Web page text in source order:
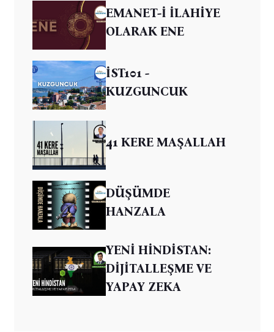
EMANET-İ İLAHİYE
OLARAK ENE
İST101 -
KUZGUNCUK
41 KERE MAŞALLAH
DÜŞÜMDE
HANZALA
YENİ HİNDİSTAN:
DİJİTALLEŞME VE
YAPAY ZEKA